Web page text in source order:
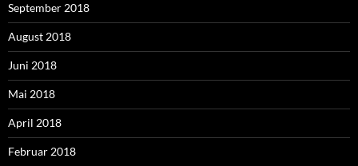
September 2018
August 2018
Juni 2018
Mai 2018
April 2018
Februar 2018